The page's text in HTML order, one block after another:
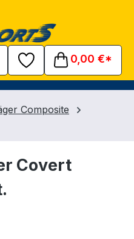
0,00 €*
Composite
Covert